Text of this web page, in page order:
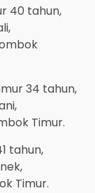
40 tahun,
34 tahun,
Timur.
tahun,
Timur.